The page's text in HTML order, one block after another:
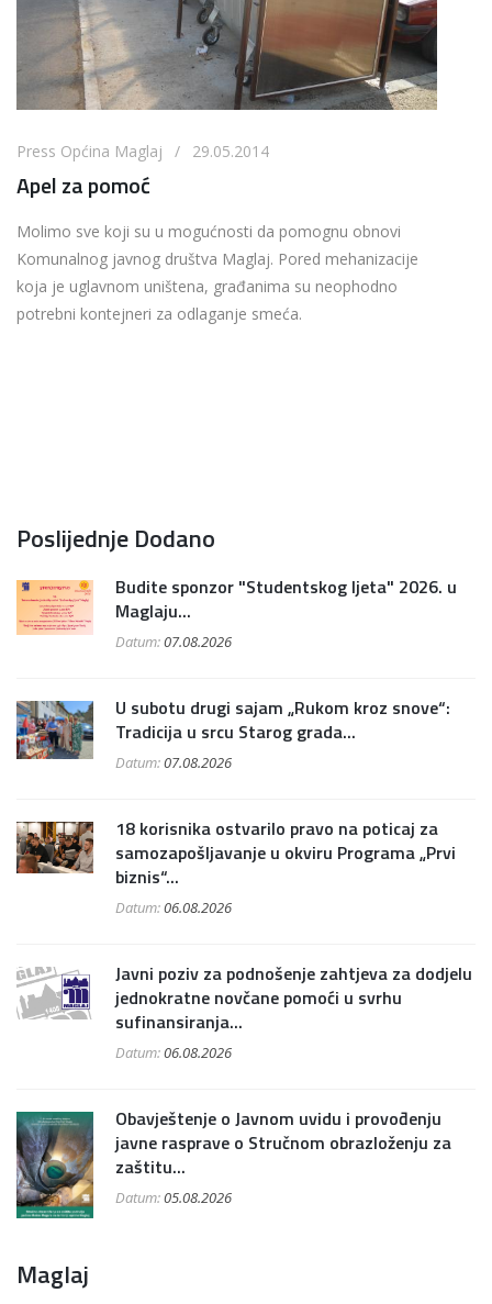
Press Općina Maglaj / 29.05.2014
Apel za pomoć
Molimo sve koji su u mogućnosti da pomognu obnovi
Komunalnog javnog društva Maglaj. Pored mehanizacije
koja je uglavnom uništena, građanima su neophodno
potrebni kontejneri za odlaganje smeća.
Poslijednje Dodano
Budite sponzor "Studentskog ljeta" 2026. u
Maglaju...
Datum:07.08.2026
U subotu drugi sajam „Rukom kroz snove“:
Tradicija u srcu Starog grada...
Datum:07.08.2026
18 korisnika ostvarilo pravo na poticaj za
samozapošljavanje u okviru Programa „Prvi
biznis“...
Datum:06.08.2026
Javni poziv za podnošenje zahtjeva za dodjelu
jednokratne novčane pomoći u svrhu
sufinansiranja...
Datum:06.08.2026
Obavještenje o Javnom uvidu i provođenju
javne rasprave o Stručnom obrazloženju za
zaštitu...
Datum:05.08.2026
Maglaj